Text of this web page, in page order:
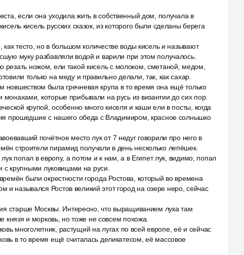
если она уходила жить в собственный дом, получала в
кисель русских сказок, из которого были сделаны берега
тесто, но в большом количестве воды кисель и называют
муку разбавляли водой и варили при этом получалось.
ножом, ели такой кисель с молоком, сметаной, медом,
только на меду и правильно делали, так, как сахар.
была гречневая крупа в то время она ещё только
которые прибывали на русь из византии до сих пор.
крупой, особенно много киселя и каши ели в посты, когда
прошедшие с нашего обеда с Владимиром, красное солнышко
почётное место лук от 7 недуг говорили про него в
строители пирамид получали в день несколько лепёшек.
попал в европу, а потом и к нам, а в Египет лук, видимо, попал
с крупными луковицами на руси.
были окрестности города Ростова, который во времена
и назывался Ростов великий этот город на озере неро, сейчас
старше Москвы. Интересно, что выращиванием лука там
князя и морковь, но тоже не совсем похожа.
многолетник, растущий на лугах по всей европе, её и сейчас
в то время ещё считалась деликатесом, её массовое